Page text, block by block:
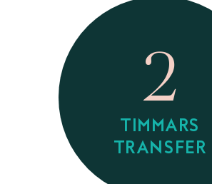
2
TIMMARS
TRANSFER